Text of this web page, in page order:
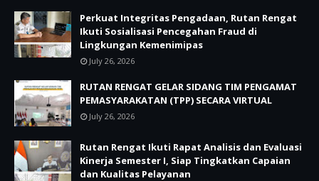
Perkuat Integritas Pengadaan, Rutan Rengat
Ikuti Sosialisasi Pencegahan Fraud di
Lingkungan Kemenimipas
July 26, 2026
RUTAN RENGAT GELAR SIDANG TIM PENGAMAT
PEMASYARAKATAN (TPP) SECARA VIRTUAL
July 26, 2026
Rutan Rengat Ikuti Rapat Analisis dan Evaluasi
Kinerja Semester I, Siap Tingkatkan Capaian
dan Kualitas Pelayanan